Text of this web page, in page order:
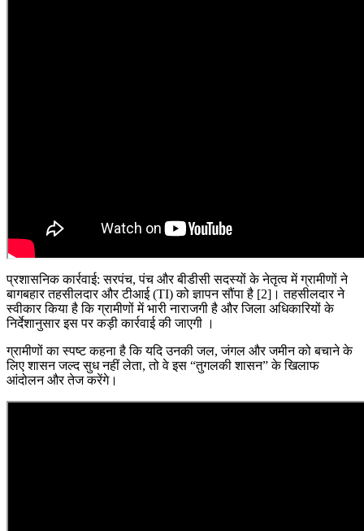
प्रशासनिक कार्रवाई: सरपंच, पंच और बीडीसी सदस्यों के नेतृत्व में ग्रामीणों ने
बागबहार तहसीलदार और टीआई (TI) को ज्ञापन सौंपा है [2]। तहसीलदार ने
स्वीकार किया है कि ग्रामीणों में भारी नाराजगी है और जिला अधिकारियों के
निर्देशानुसार इस पर कड़ी कार्रवाई की जाएगी ।
ग्रामीणों का स्पष्ट कहना है कि यदि उनकी जल, जंगल और जमीन को बचाने के
लिए शासन जल्द सुध नहीं लेता, तो वे इस “तुगलकी शासन” के खिलाफ
आंदोलन और तेज करेंगे।